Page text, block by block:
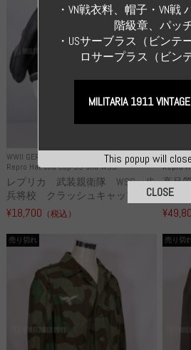
WWII GERMANY
Repro Hat and Cap SS and WSS
レプリカ 武装親衛隊 WSS 歩
兵将校 クラッシュキャップ ...
¥18,700 （税込）
WWII
Repro
高品
下猟
売り切れ 売り切
This popup will
・VN戦衣料、帽子・VN戦
階級章、パッ
・USサーブラス（ビンテ
ロサープラス（ビン
MILITARIA 1911
CLOSE